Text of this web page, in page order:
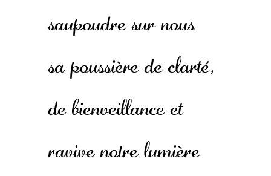
saupoudre sur nous
sa poussière de clarté,
de bienveillance et
ravive notre lumière